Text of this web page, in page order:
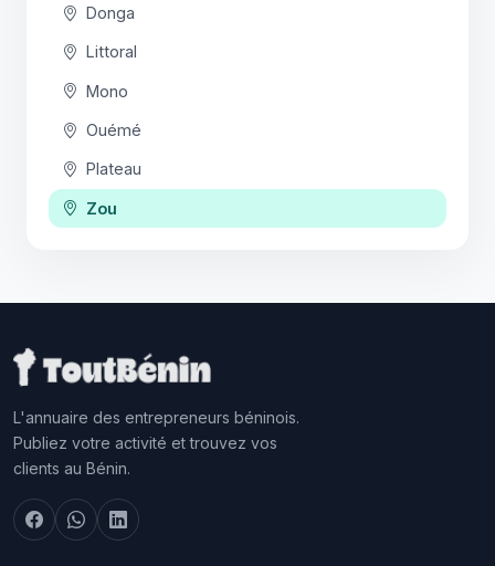
Donga
Littoral
Mono
Ouémé
Plateau
Zou
L'annuaire des entrepreneurs béninois.
Publiez votre activité et trouvez vos
clients au Bénin.